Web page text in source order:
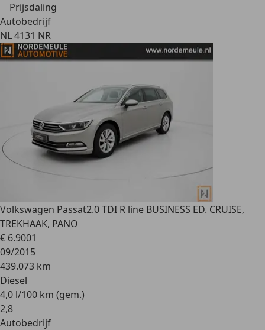
Prijsdaling
Autobedrijf
NL 4131 NR
Volkswagen Passat2.0 TDI R line BUSINESS ED. CRUISE,
TREKHAAK, PANO
€ 6.9001
09/2015
439.073 km
Diesel
4,0 l/100 km (gem.)
2,8
Autobedrijf